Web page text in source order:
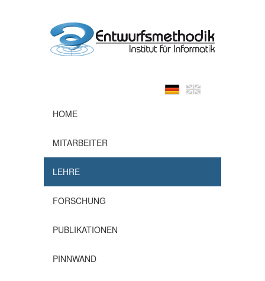
HOME
MITARBEITER
LEHRE
FORSCHUNG
PUBLIKATIONEN
PINNWAND